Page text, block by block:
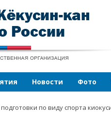
Новости Фото
по виду спорта